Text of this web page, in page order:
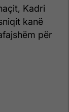
Kadri
kanë
për